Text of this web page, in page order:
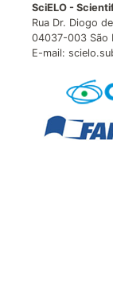
SciELO -
Rua Dr. Diogo
04037-003 São
E-mail: